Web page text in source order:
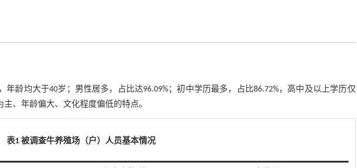
龄均大于40岁；男性居多，占比达96.09%；初中学历最多，占比86.72%，高中及以上学历仅
、年龄偏大、文化程度偏低的特点。
表1 被调查牛养殖场（户）人员基本情况